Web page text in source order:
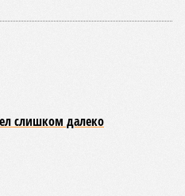
может стать премиальный
питание или
для косметологии и
муцин, а также
жёсткие требования КНР к
и дорогая логистика:
доставка заморозки
цепи. Основной
поиск надёжного